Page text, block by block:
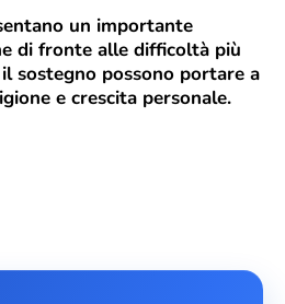
un importante
di fronte alle difficoltà più
sostegno possono portare a
e crescita personale.